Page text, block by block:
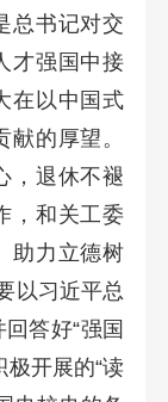
总书记对交
才强国中接
在以中国式
的厚望。
，退休不褪
，和关工委
助力立德树
以习近平总
答好“强国
开展的“读